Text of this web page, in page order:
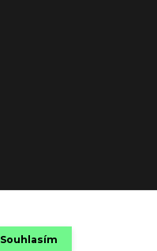
Souhlasím